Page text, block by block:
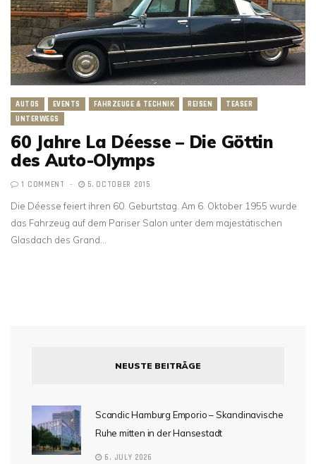
AUTOS EVENTS FAHRZEUGE & TECHNIK REISEN
TEASER
UNTERWEGS
60 Jahre La Déesse – Die Göttin
des Auto-Olymps
1 COMMENT 5. OCTOBER 2015
Die Déesse feiert ihren 60. Geburtstag. Am 6. Oktober 1955 wurde
das Fahrzeug auf dem Pariser Salon unter dem majestätischen
Glasdach des Grand…
NEUSTE BEITRÄGE
Scandic Hamburg Emporio – Skandinavische
Ruhe mitten in der Hansestadt
6. JULY 2026